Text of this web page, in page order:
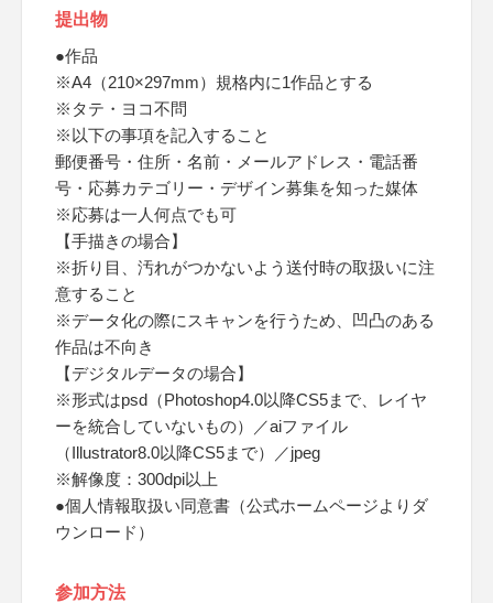
提出物
●作品
※A4（210×297mm）規格内に1作品とする
※タテ・ヨコ不問
※以下の事項を記入すること
郵便番号・住所・名前・メールアドレス・電話番
号・応募カテゴリー・デザイン募集を知った媒体
※応募は一人何点でも可
【手描きの場合】
※折り目、汚れがつかないよう送付時の取扱いに注
意すること
※データ化の際にスキャンを行うため、凹凸のある
作品は不向き
【デジタルデータの場合】
※形式はpsd（Photoshop4.0以降CS5まで、レイヤ
ーを統合していないもの）／aiファイル
（Illustrator8.0以降CS5まで）／jpeg
※解像度：300dpi以上
●個人情報取扱い同意書（公式ホームページよりダ
ウンロード）
参加方法